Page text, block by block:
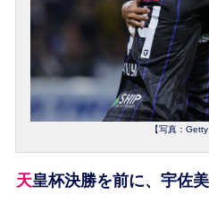
【写真：
天皇杯決勝を前に、宇佐